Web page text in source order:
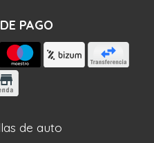
PAGO
de auto